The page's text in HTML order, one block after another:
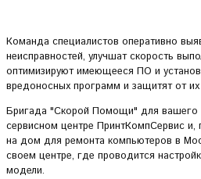
Команда специалистов оперативно
неисправностей, улучшат скорость
оптимизируют имеющееся ПО и
вредоносных программ и защитят от
Бригада "Скорой Помощи" для вашего
сервисном центре ПринтКомпСервис
на дом для ремонта компьютеров в
своем центре, где проводится
модели.